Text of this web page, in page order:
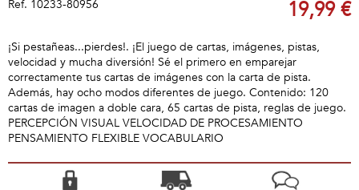
Ref. 10233-80956 19,99 €
¡Si pestañeas...pierdes!. ¡El juego de cartas, imágenes, pistas,
velocidad y mucha diversión! Sé el primero en emparejar
correctamente tus cartas de imágenes con la carta de pista.
Además, hay ocho modos diferentes de juego. Contenido: 120
cartas de imagen a doble cara, 65 cartas de pista, reglas de juego.
PERCEPCIÓN VISUAL VELOCIDAD DE PROCESAMIENTO
PENSAMIENTO FLEXIBLE VOCABULARIO